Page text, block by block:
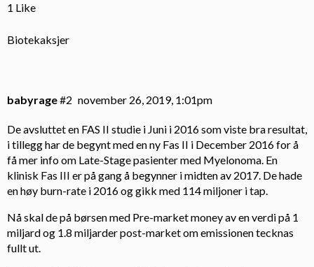
1 Like
Biotekaksjer
babyrage november 26, 2019, 1:01pm
#2
De avsluttet en FAS II studie i Juni i 2016 som viste bra resultat,
i tillegg har de begynt med en ny Fas II i December 2016 for å
få mer info om Late-Stage pasienter med Myelonoma. En
klinisk Fas III er på gang å begynner i midten av 2017. De hade
en høy burn-rate i 2016 og gikk med 114 miljoner i tap.
Nå skal de på børsen med Pre-market money av en verdi på 1
miljard og 1.8 miljarder post-market om emissionen tecknas
fullt ut.